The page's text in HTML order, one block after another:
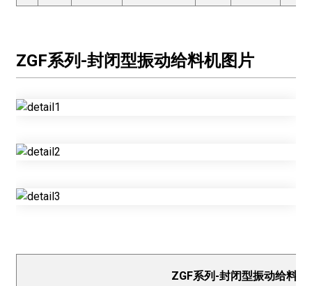
ZGF系列-封闭型振动给料机图片
ZGF系列-封闭型振动给料机